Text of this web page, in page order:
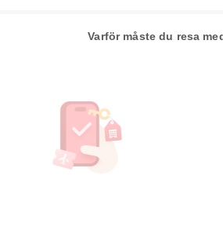
Varför måste du resa